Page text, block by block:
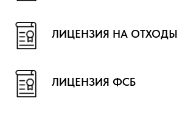
ЛИЦЕНЗИЯ НА ОТХОДЫ
ЛИЦЕНЗИЯ ФСБ